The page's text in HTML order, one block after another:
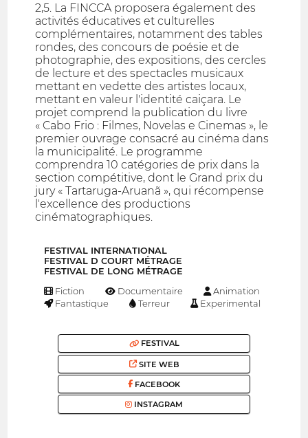
2,5. La FINCCA proposera également des
activités éducatives et culturelles
complémentaires, notamment des tables
rondes, des concours de poésie et de
photographie, des expositions, des cercles
de lecture et des spectacles musicaux
mettant en vedette des artistes locaux,
mettant en valeur l'identité caiçara. Le
projet comprend la publication du livre
« Cabo Frio : Filmes, Novelas e Cinemas », le
premier ouvrage consacré au cinéma dans
la municipalité. Le programme
comprendra 10 catégories de prix dans la
section compétitive, dont le Grand prix du
jury « Tartaruga-Aruanã », qui récompense
l'excellence des productions
cinématographiques.
FESTIVAL INTERNATIONAL
FESTIVAL D COURT MÉTRAGE
FESTIVAL DE LONG MÉTRAGE
Fiction Documentaire
Animation
Fantastique
Terreur Experimental
FESTIVAL
SITE WEB
FACEBOOK
INSTAGRAM